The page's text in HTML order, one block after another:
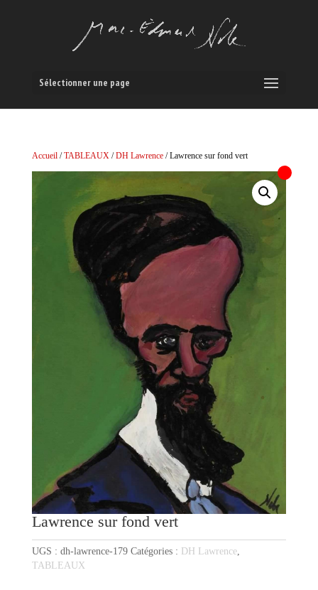
Sélectionner une page
Accueil/TABLEAUX/DH Lawrence/ Lawrence sur fond vert
Lawrence sur fond vert
UGS : dh-lawrence-179 Catégories : DH Lawrence,
TABLEAUX